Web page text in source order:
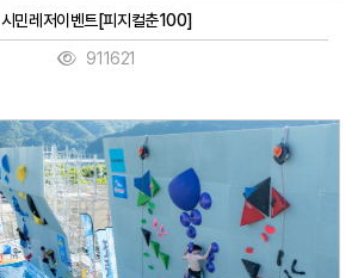
시민레저이벤트[피지컬춘100]
911621